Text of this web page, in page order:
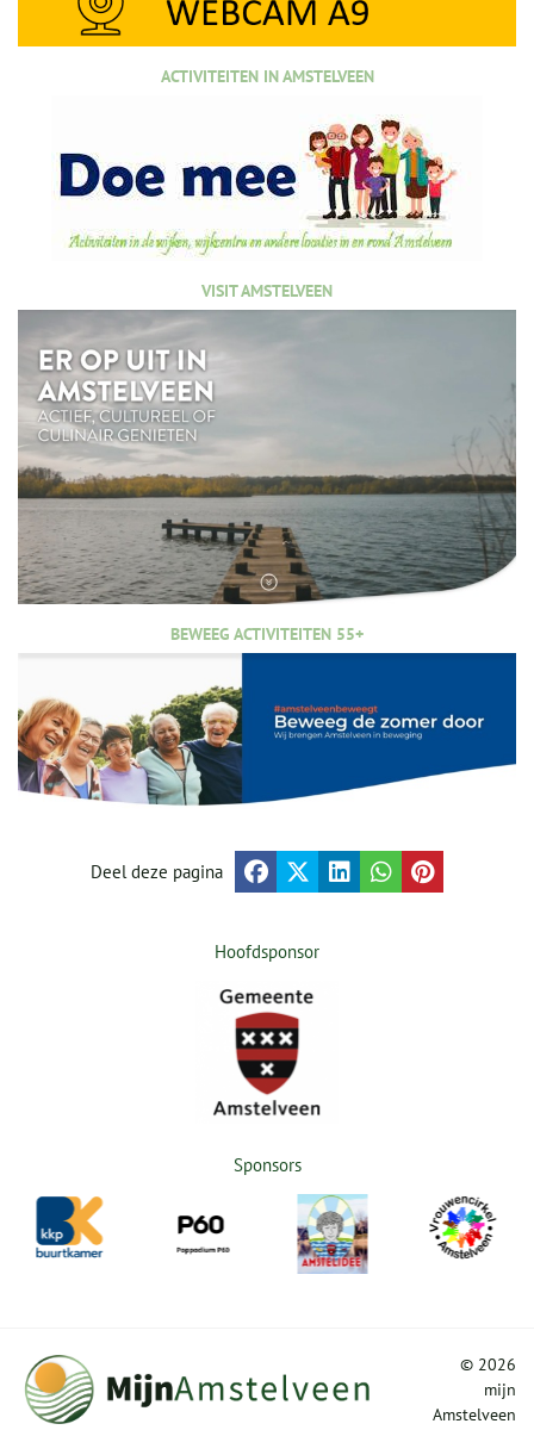
ACTIVITEITEN IN AMSTELVEEN
VISIT AMSTELVEEN
BEWEEG ACTIVITEITEN 55+
Deel deze pagina
Hoofdsponsor
Sponsors
© 2026
mijn
Amstelveen